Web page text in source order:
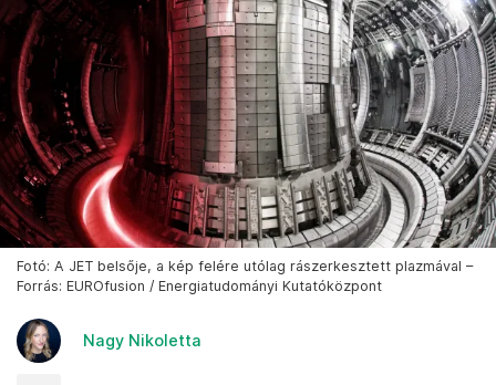
Fotó: A JET belsője, a kép felére utólag rászerkesztett plazmával –
Forrás: EUROfusion / Energiatudományi Kutatóközpont
Nagy Nikoletta